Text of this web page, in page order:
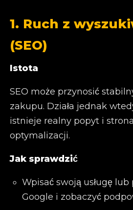
1. Ruch z
(SEO)
Istota
SEO może przynosić
zakupu. Działa jednak
istnieje realny popyt i
optymalizacji.
Jak sprawdzić
Wpisać swoją usługę
Google i zobaczyć